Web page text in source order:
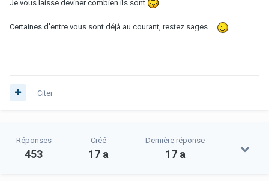
Je vous laisse deviner combien ils sont
Certaines d'entre vous sont déjà au courant, restez sages ...
Citer
Réponses
453
Créé
17 a
Dernière réponse
17 a